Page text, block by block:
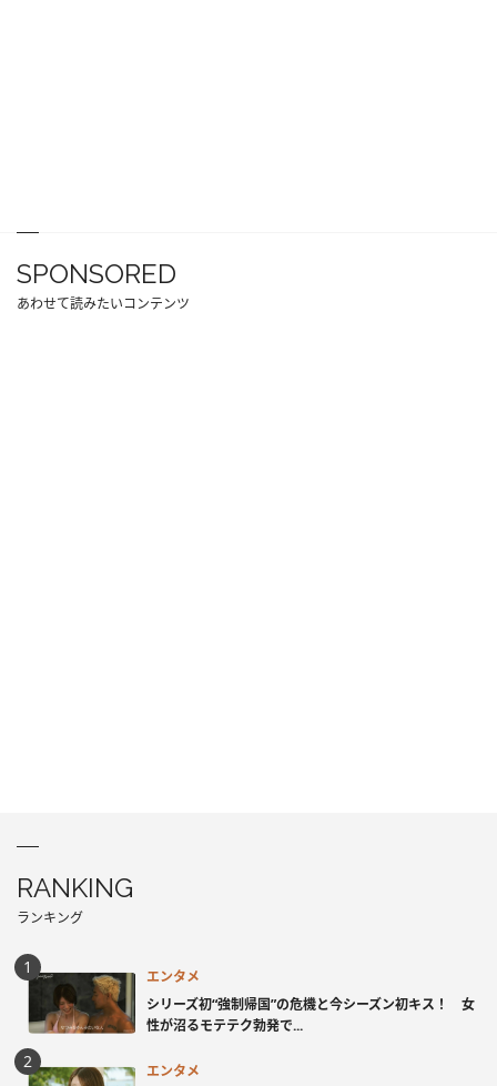
SPONSORED
あわせて読みたいコンテンツ
RANKING
ランキング
エンタメ
シリーズ初“強制帰国”の危機と今シーズン初キス！ 女
性が沼るモテテク勃発で...
エンタメ